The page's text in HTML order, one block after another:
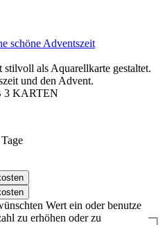
schöne Adventszeit
als Aquarellkarte gestaltet.
und den Advent.
3 KARTEN
Wert ein oder benutze
zu erhöhen oder zu